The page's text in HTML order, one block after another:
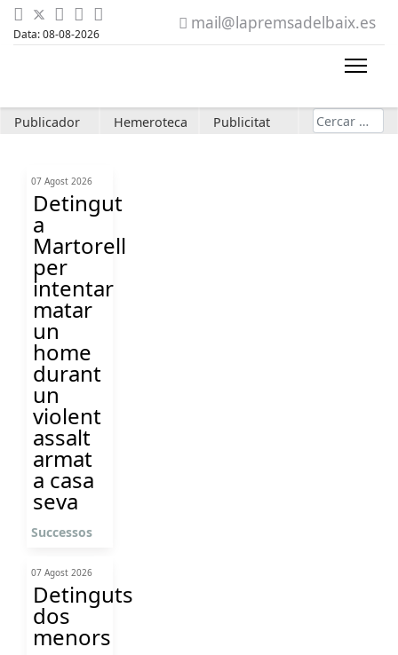
Data: 08-08-2026
mail@lapremsadelbaix.es
Publicador Hemeroteca Publicitat Cerca
07 Agost 2026
Detingut
a
Martorell
per
intentar
matar
un
home
durant
un
violent
assalt
armat
a casa
seva
Successos
07 Agost 2026
Detinguts
dos
menors